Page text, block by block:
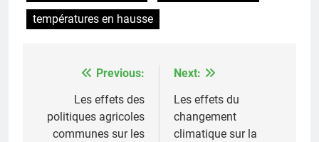
températures en hausse
navigation
Previous:
Les effets des
politiques agricoles
communes sur les
Next:
Les effets du
changement
climatique sur la